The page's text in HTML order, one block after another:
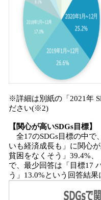
※詳細は別紙の「2021年
ださい(※2)
【関心が高いSDGs目標】
全17のSDGs目標の中で
いも経済成長も」に関心
貧困をなくそう」39.4%
で、最少回答は「目標17
う」13.0%という回答結果